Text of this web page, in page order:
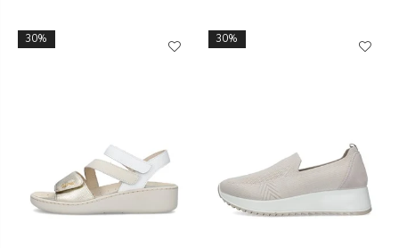
30% 30%